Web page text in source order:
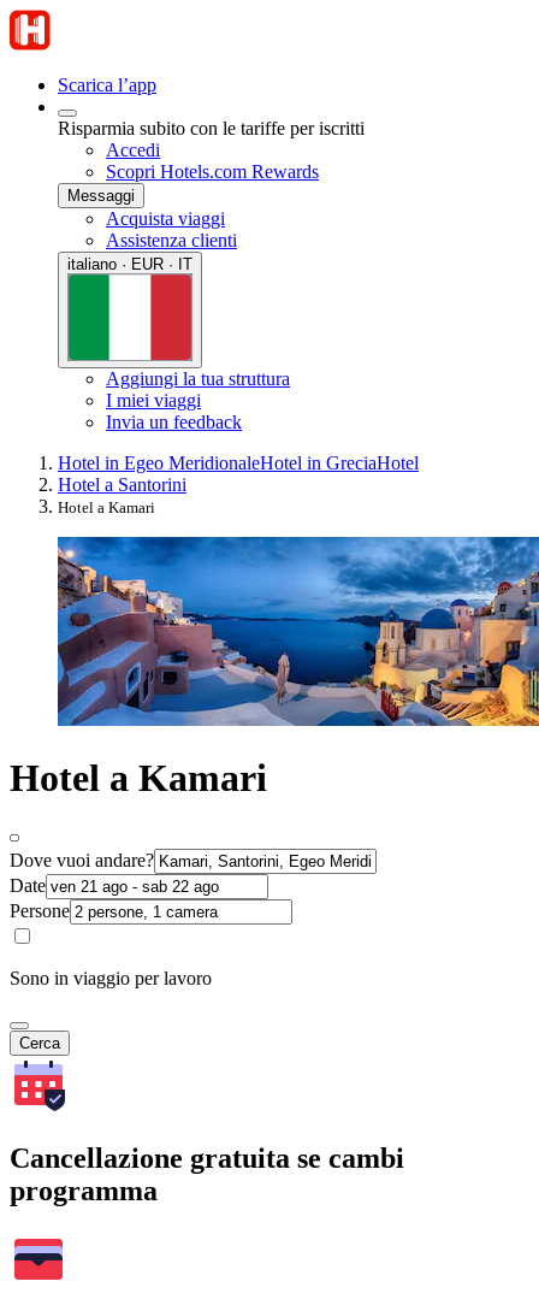
Scarica l’app
Risparmia subito con le tariffe per iscritti
Accedi
Scopri Hotels.com Rewards
Messaggi
Acquista viaggi
Assistenza clienti
italiano · EUR · IT
Aggiungi la tua struttura
I miei viaggi
Invia un feedback
Hotel in Egeo MeridionaleHotel in GreciaHotel
Hotel a Santorini
Hotel a Kamari
Hotel a Kamari
Dove vuoi andare?
Date
Persone
Sono in viaggio per lavoro
Cerca
Cancellazione gratuita se cambi
programma